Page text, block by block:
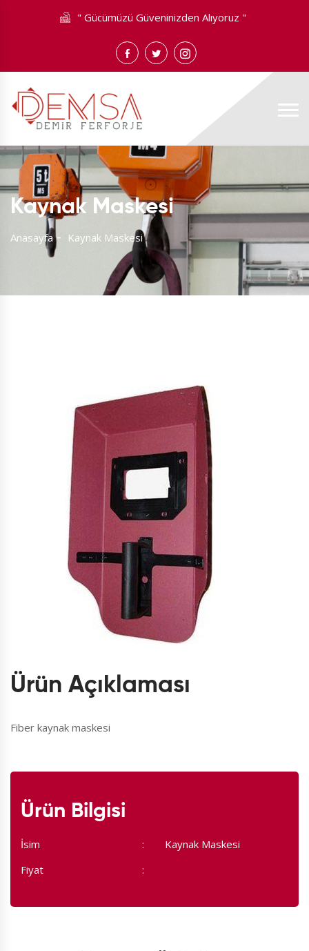
" Gücümüzü Güveninizden Alıyoruz "
Kaynak Maskesi
Anasayfa Kaynak Maskesi
Ürün Açıklaması
Fiber kaynak maskesi
Ürün Bilgisi
İsim
Fiyat
Kaynak Maskesi